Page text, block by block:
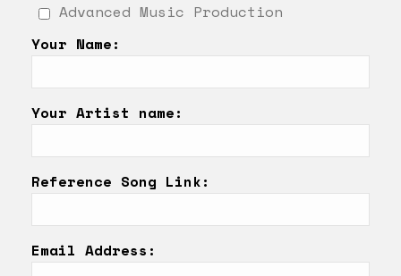
Advanced Music Production
Your Name:
Your Artist name:
Reference Song Link:
Email Address: